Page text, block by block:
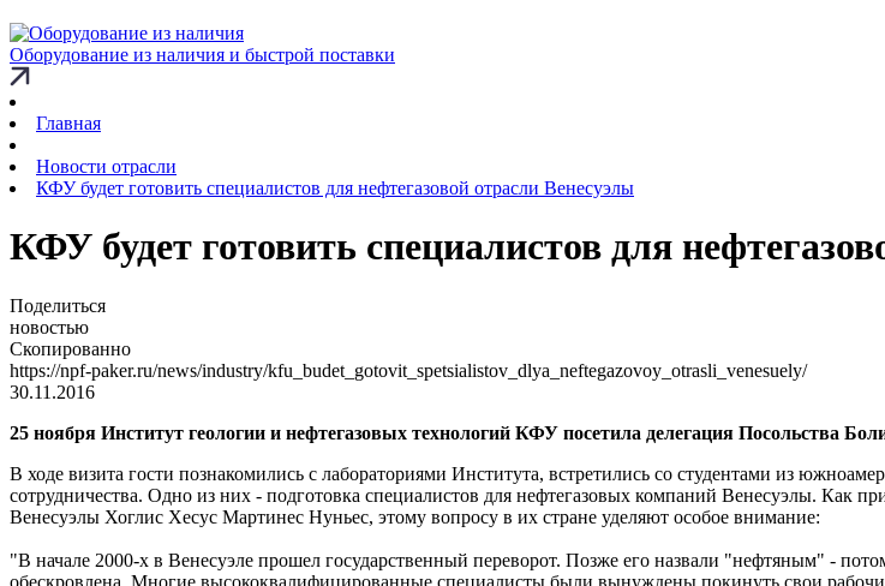
Оборудование из наличия и быстрой поставки
Главная
Новости отрасли
КФУ будет готовить специалистов для нефтегазовой отрасли Венесуэлы
КФУ будет готовить специалистов для
Поделиться
новостью
Скопированно
https://npf-paker.ru/news/industry/kfu_budet_gotovit_spetsialistov_dlya_neftegazovoy_otrasli_venesuely/
30.11.2016
25 ноября Институт геологии и нефтегазовых технологий КФУ посетила делегация Посольства
В ходе визита гости познакомились с лабораториями Института, встретились со студентами из
сотрудничества. Одно из них - подготовка специалистов для нефтегазовых компаний Венесуэлы. Как
Венесуэлы Хоглис Хесус Мартинес Нуньес, этому вопросу в их стране уделяют особое внимание:
"В начале 2000-х в Венесуэле прошел государственный переворот. Позже его назвали "нефтяным" -
обескровлена. Многие высококвалифицированные специалисты были вынуждены покинуть свои